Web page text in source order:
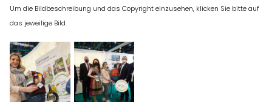
Um die Bildbeschreibung und das Copyright einzusehen, klicken Sie bitte auf
das jeweilige Bild.